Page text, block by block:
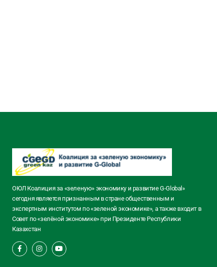
ОЮЛ Коалиция за «зеленую» экономику и развитие G-Global»
сегодня является признанным в стране общественным и
экспертным институтом по «зеленой экономике», а также входит в
Совет по «зелёной экономике» при Президенте Республики
Казахстан